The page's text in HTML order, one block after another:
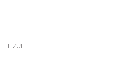
ITZULI